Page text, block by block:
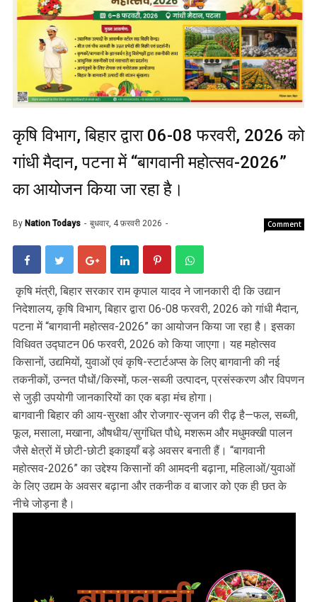
कृषि विभाग, बिहार द्वारा 06-08 फरवरी, 2026 को
गांधी मैदान, पटना में “बागवानी महोत्सव-2026”
का आयोजन किया जा रहा है।
By Nation Todays बुधवार, 4 फ़रवरी 2026 Comment
कृषि मंत्री, बिहार सरकार राम कृपाल यादव ने जानकारी दी कि उद्यान
निदेशालय, कृषि विभाग, बिहार द्वारा 06-08 फरवरी, 2026 को गांधी मैदान,
पटना में “बागवानी महोत्सव-2026” का आयोजन किया जा रहा है। इसका
विधिवत उद्घाटन 06 फरवरी, 2026 को किया जाएगा। यह महोत्सव
किसानों, उद्यमियों, युवाओं एवं कृषि-स्टार्टअप्स के लिए बागवानी की नई
तकनीकों, उन्नत पौधों/किस्मों, फल-सब्जी उत्पादन, प्रसंस्करण और विपणन
से जुड़ी उपयोगी जानकारियों का एक बड़ा मंच होगा।
बागवानी बिहार की आय-सुरक्षा और रोजगार-सृजन की रीढ़ है—फल, सब्जी,
फूल, मसाला, मखाना, औषधीय/सुगंधित पौधे, मशरूम और मधुमक्खी पालन
जैसे क्षेत्रों में छोटी-छोटी इकाइयाँ बड़े अवसर बनाती हैं। “बागवानी
महोत्सव-2026” का उद्देश्य किसानों की आमदनी बढ़ाना, महिलाओं/युवाओं
के लिए उद्यम के अवसर बढ़ाना और तकनीक व बाजार को एक ही छत के
नीचे जोड़ना है।